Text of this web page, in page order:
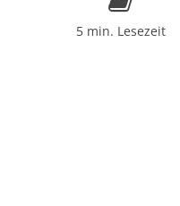
5 min. Lesezeit